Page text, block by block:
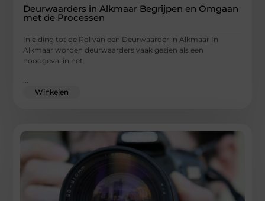
Deurwaarders in Alkmaar Begrijpen en Omgaan
met de Processen
Inleiding tot de Rol van een Deurwaarder in Alkmaar In
Alkmaar worden deurwaarders vaak gezien als een
noodgeval in het
Winkelen